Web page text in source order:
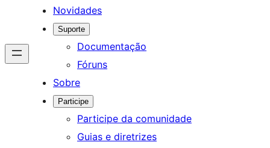
Novidades
Suporte
Documentação
Fóruns
Sobre
Participe
Participe da comunidade
Guias e diretrizes